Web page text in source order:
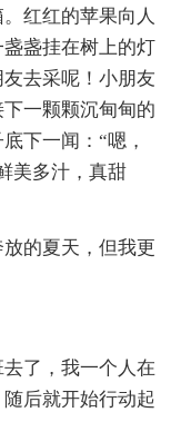
红红的苹果向人
盏挂在树上的灯
去采呢！小朋友
一颗颗沉甸甸的
下一闻：“嗯，
美多汁，真甜
的夏天，但我更
了，我一个人在
后就开始行动起